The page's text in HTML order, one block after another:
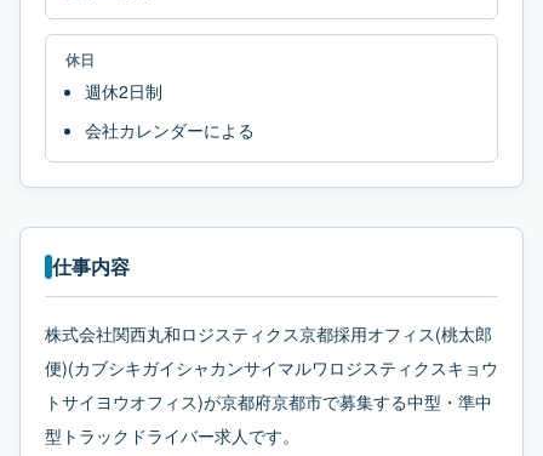
休日
週休2日制
会社カレンダーによる
仕事内容
株式会社関西丸和ロジスティクス京都採用オフィス(桃太郎
便)(カブシキガイシャカンサイマルワロジスティクスキョウ
トサイヨウオフィス)が京都府京都市で募集する中型・準中
型トラックドライバー求人です。